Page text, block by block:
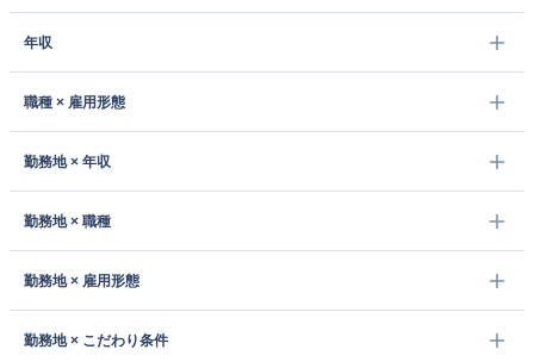
年収
職種 × 雇用形態
勤務地 × 年収
勤務地 × 職種
勤務地 × 雇用形態
勤務地 × こだわり条件